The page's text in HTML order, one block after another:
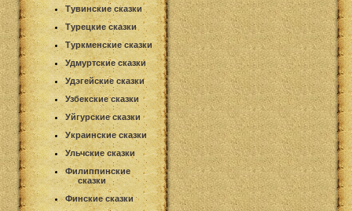
Тувинские сказки
Турецкие сказки
Туркменские сказки
Удмуртские сказки
Удэгейские сказки
Узбекские сказки
Уйгурские сказки
Украинские сказки
Ульчские сказки
Филиппинские
сказки
Финские сказки